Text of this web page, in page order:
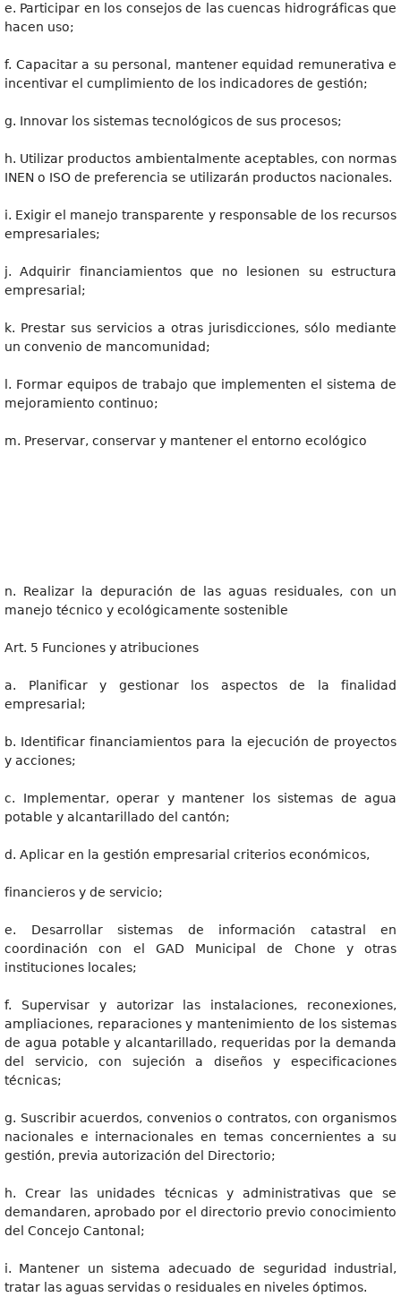
e. Participar en los consejos de las cuencas hidrográficas que
hacen uso;
f. Capacitar a su personal, mantener equidad remunerativa e
incentivar el cumplimiento de los indicadores de gestión;
g. Innovar los sistemas tecnológicos de sus procesos;
h. Utilizar productos ambientalmente aceptables, con normas
INEN o ISO de preferencia se utilizarán productos nacionales.
i. Exigir el manejo transparente y responsable de los recursos
empresariales;
j. Adquirir financiamientos que no lesionen su estructura
empresarial;
k. Prestar sus servicios a otras jurisdicciones, sólo mediante
un convenio de mancomunidad;
l. Formar equipos de trabajo que implementen el sistema de
mejoramiento continuo;
m. Preservar, conservar y mantener el entorno ecológico
n. Realizar la depuración de las aguas residuales, con un
manejo técnico y ecológicamente sostenible
Art. 5 Funciones y atribuciones
a. Planificar y gestionar los aspectos de la finalidad
empresarial;
b. Identificar financiamientos para la ejecución de proyectos
y acciones;
c. Implementar, operar y mantener los sistemas de agua
potable y alcantarillado del cantón;
d. Aplicar en la gestión empresarial criterios económicos,
financieros y de servicio;
e. Desarrollar sistemas de información catastral en
coordinación con el GAD Municipal de Chone y otras
instituciones locales;
f. Supervisar y autorizar las instalaciones, reconexiones,
ampliaciones, reparaciones y mantenimiento de los sistemas
de agua potable y alcantarillado, requeridas por la demanda
del servicio, con sujeción a diseños y especificaciones
técnicas;
g. Suscribir acuerdos, convenios o contratos, con organismos
nacionales e internacionales en temas concernientes a su
gestión, previa autorización del Directorio;
h. Crear las unidades técnicas y administrativas que se
demandaren, aprobado por el directorio previo conocimiento
del Concejo Cantonal;
i. Mantener un sistema adecuado de seguridad industrial,
tratar las aguas servidas o residuales en niveles óptimos.